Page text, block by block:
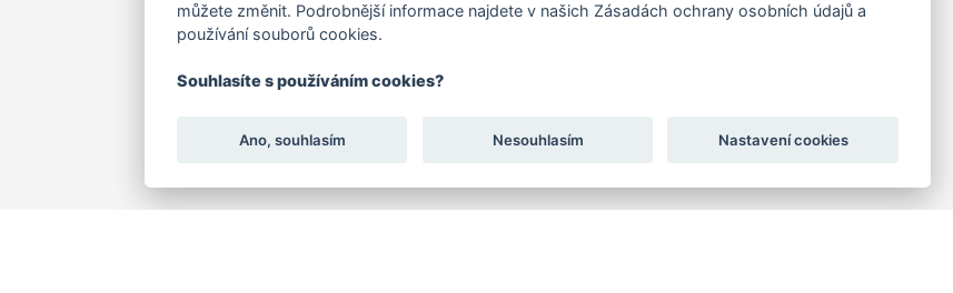
FAKTURAČNÍ ADRESA
Praha 4 - Nusle, 140 00
KORESP. ADRESA A SKLAD
můžete změnit. Podrobnější informace najdete v našich Zásadách ochrany osobních údajů a
používání souborů cookies.
Souhlasíte s používáním cookies?
Ano, souhlasím Nesouhlasím Nastavení cookies